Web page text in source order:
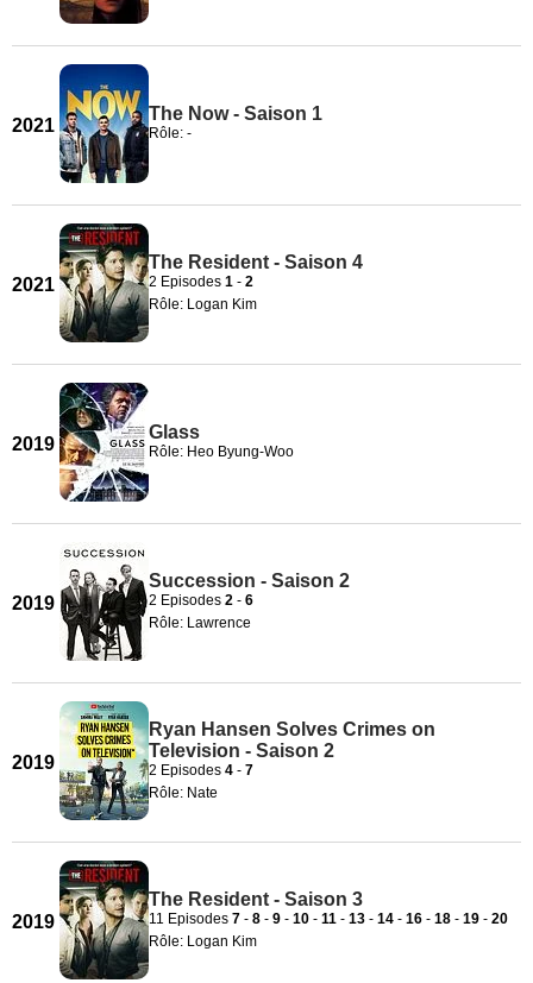
2021
The Now - Saison 1
Rôle: -
2021
The Resident - Saison 4
2 Episodes 1 - 2
Rôle: Logan Kim
2019
Glass
Rôle: Heo Byung-Woo
2019
Succession - Saison 2
2 Episodes 2 - 6
Rôle: Lawrence
2019
Ryan Hansen Solves Crimes on
Television - Saison 2
2 Episodes 4 - 7
Rôle: Nate
2019
The Resident - Saison 3
11 Episodes 7 - 8 - 9 - 10 - 11 - 13 - 14 - 16 - 18 - 19 - 20
Rôle: Logan Kim